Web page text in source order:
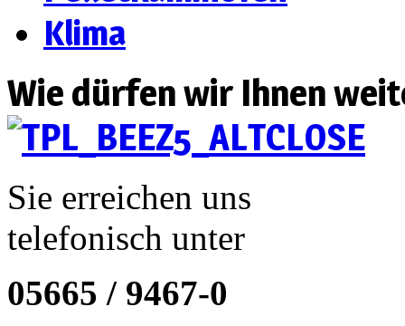
Klima
Wie dürfen wir Ihnen
Sie erreichen uns
telefonisch unter
05665 / 9467-0